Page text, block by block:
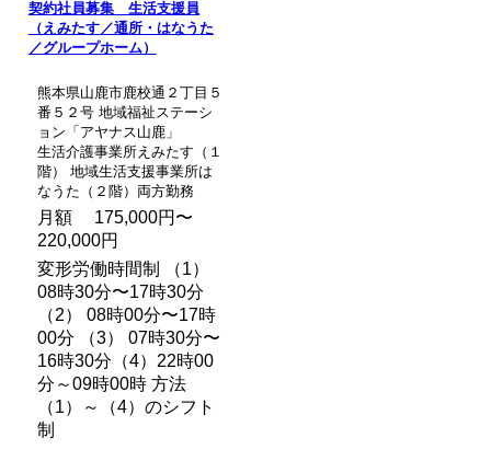
契約社員募集 生活支援員
（えみたす／通所・はなうた
／グループホーム）
熊本県山鹿市鹿校通２丁目５
番５２号 地域福祉ステーシ
ョン「アヤナス山鹿」
生活介護事業所えみたす（１
階） 地域生活支援事業所は
なうた（２階）両方勤務
月額 175,000円〜
220,000円
変形労働時間制 （1）
08時30分〜17時30分
（2） 08時00分〜17時
00分 （3） 07時30分〜
16時30分（4）22時00
分～09時00時 方法
（1）～（4）のシフト
制